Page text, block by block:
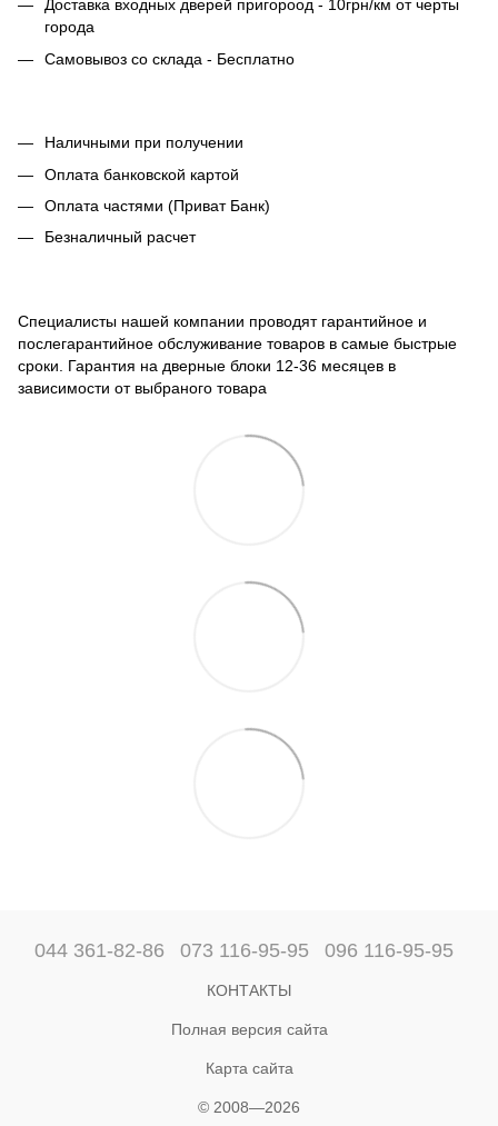
Доставка входных дверей пригороод - 10грн/км от черты
города
Самовывоз со склада - Бесплатно
Наличными при получении
Оплата банковской картой
Оплата частями (Приват Банк)
Безналичный расчет
Специалисты нашей компании проводят гарантийное и
послегарантийное обслуживание товаров в самые быстрые
сроки. Гарантия на дверные блоки 12-36 месяцев в
зависимости от выбраного товара
044 361-82-86 073 116-95-95 096 116-95-95
КОНТАКТЫ
Полная версия сайта
Карта сайта
© 2008—2026